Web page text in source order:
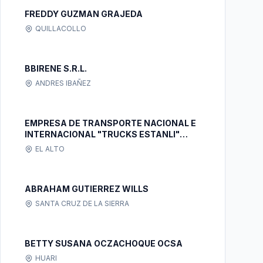
FREDDY GUZMAN GRAJEDA
QUILLACOLLO
BBIRENE S.R.L.
ANDRES IBAÑEZ
EMPRESA DE TRANSPORTE NACIONAL E
INTERNACIONAL "TRUCKS ESTANLI"
S.R.L.EL ALTO
ABRAHAM GUTIERREZ WILLS
SANTA CRUZ DE LA SIERRA
BETTY SUSANA OCZACHOQUE OCSA
HUARI